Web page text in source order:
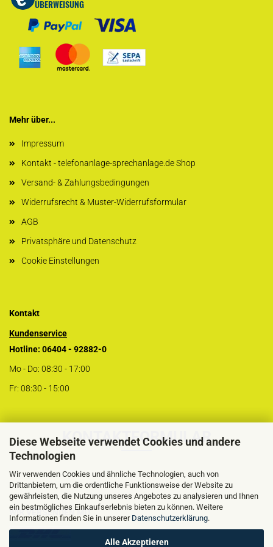
Diese Webseite verwendet Cookies und andere
Technologien
Wir verwenden Cookies und ähnliche Technologien, auch von
Drittanbietern, um die ordentliche Funktionsweise der Website zu
gewährleisten, die Nutzung unseres Angebotes zu analysieren und Ihnen
ein bestmögliches Einkaufserlebnis bieten zu können. Weitere
Informationen finden Sie in unserer Datenschutzerklärung.
Alle Akzeptieren
Mehr über...
Impressum
Kontakt - telefonanlage-sprechanlage.de Shop
Versand- & Zahlungsbedingungen
Widerrufsrecht & Muster-Widerrufsformular
AGB
Privatsphäre und Datenschutz
Cookie Einstellungen
Kontakt
Kundenservice
Hotline: 06404 - 92882-0
Mo - Do: 08:30 - 17:00
Fr: 08:30 - 15:00
KONTAKTFORMULAR
WIR VERSENDEN MIT